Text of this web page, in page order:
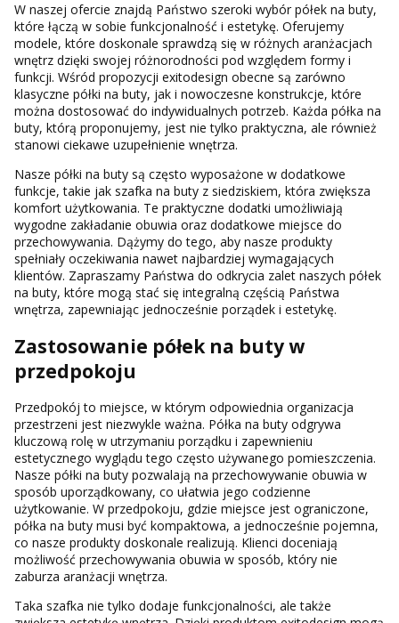
W naszej ofercie znajdą Państwo szeroki wybór półek na buty,
które łączą w sobie funkcjonalność i estetykę. Oferujemy
modele, które doskonale sprawdzą się w różnych aranżacjach
wnętrz dzięki swojej różnorodności pod względem formy i
funkcji. Wśród propozycji exitodesign obecne są zarówno
klasyczne półki na buty, jak i nowoczesne konstrukcje, które
można dostosować do indywidualnych potrzeb. Każda półka na
buty, którą proponujemy, jest nie tylko praktyczna, ale również
stanowi ciekawe uzupełnienie wnętrza.
Nasze półki na buty są często wyposażone w dodatkowe
funkcje, takie jak szafka na buty z siedziskiem, która zwiększa
komfort użytkowania. Te praktyczne dodatki umożliwiają
wygodne zakładanie obuwia oraz dodatkowe miejsce do
przechowywania. Dążymy do tego, aby nasze produkty
spełniały oczekiwania nawet najbardziej wymagających
klientów. Zapraszamy Państwa do odkrycia zalet naszych półek
na buty, które mogą stać się integralną częścią Państwa
wnętrza, zapewniając jednocześnie porządek i estetykę.
Zastosowanie półek na buty w
przedpokoju
Przedpokój to miejsce, w którym odpowiednia organizacja
przestrzeni jest niezwykle ważna. Półka na buty odgrywa
kluczową rolę w utrzymaniu porządku i zapewnieniu
estetycznego wyglądu tego często używanego pomieszczenia.
Nasze półki na buty pozwalają na przechowywanie obuwia w
sposób uporządkowany, co ułatwia jego codzienne
użytkowanie. W przedpokoju, gdzie miejsce jest ograniczone,
półka na buty musi być kompaktowa, a jednocześnie pojemna,
co nasze produkty doskonale realizują. Klienci doceniają
możliwość przechowywania obuwia w sposób, który nie
zaburza aranżacji wnętrza.
Taka szafka nie tylko dodaje funkcjonalności, ale także